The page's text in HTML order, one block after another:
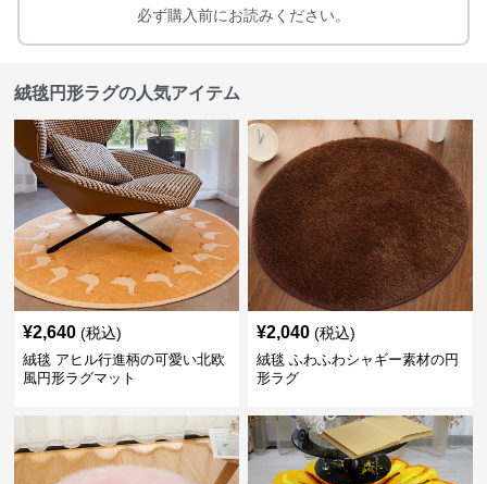
必ず購入前にお読みください。
絨毯円形ラグの人気アイテム
¥2,640 (税込)
絨毯 アヒル行進柄の可愛い北欧
風円形ラグマット
¥2,040 (税込)
絨毯 ふわふわシャギー素材の円
形ラグ